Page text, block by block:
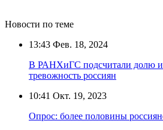
Новости по теме
13:43 Фев. 18, 2024
В РАНХиГС подсчитали долю
тревожность россиян
10:41 Окт. 19, 2023
Опрос: более половины